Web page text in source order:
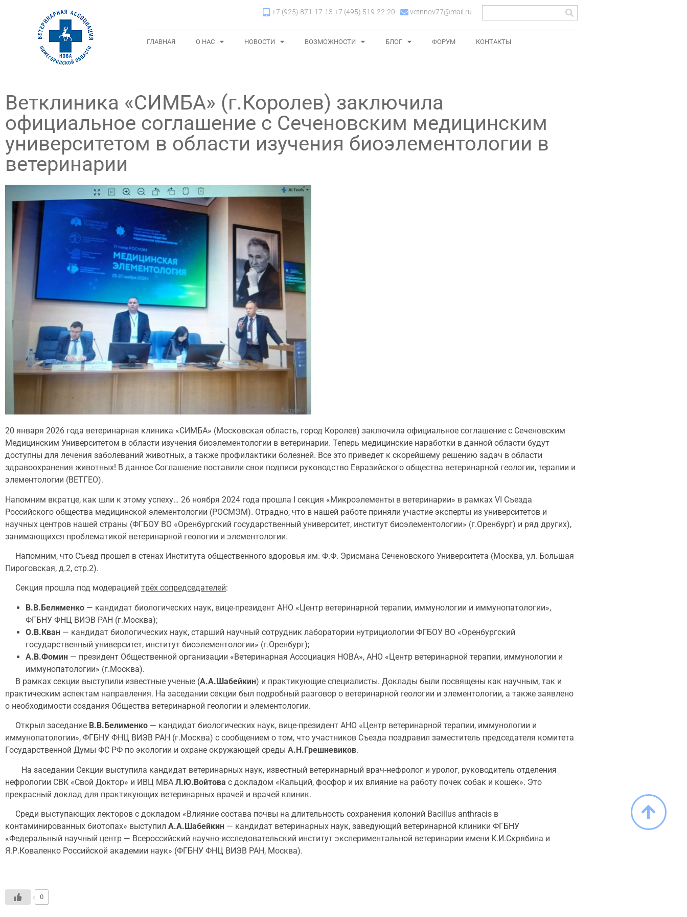
+7 (925) 871-17-13 +7 (495) 519-22-20 vetnnov77@mail.ru
ГЛАВНАЯ О НАС НОВОСТИ ВОЗМОЖНОСТИ БЛОГ ФОРУМ КОНТАКТЫ
Ветклиника «СИМБА» (г.Королев) заключила
официальное соглашение с Сеченовским медицинским
университетом в области изучения биоэлементологии в
ветеринарии
20 января 2026 года ветеринарная клиника «СИМБА» (Московская область, город Королев) заключила официальное соглашение с Сеченовским
Медицинским Университетом в области изучения биоэлементологии в ветеринарии. Теперь медицинские наработки в данной области будут
доступны для лечения заболеваний животных, а также профилактики болезней. Все это приведет к скорейшему решению задач в области
здравоохранения животных! В данное Соглашение поставили свои подписи руководство Евразийского общества ветеринарной геологии, терапии и
элементологии (ВЕТГЕО).
Напомним вкратце, как шли к этому успеху… 26 ноября 2024 года прошла I секция «Микроэлементы в ветеринарии» в рамках VI Съезда
Российского общества медицинской элементологии (РОСМЭМ). Отрадно, что в нашей работе приняли участие эксперты из университетов и
научных центров нашей страны (ФГБОУ ВО «Оренбургский государственный университет, институт биоэлементологии» (г.Оренбург) и ряд других),
занимающихся проблематикой ветеринарной геологии и элементологии.
Напомним, что Съезд прошел в стенах Института общественного здоровья им. Ф.Ф. Эрисмана Сеченовского Университета (Москва, ул. Большая
Пироговская, д.2, стр.2).
Секция прошла под модерацией трёх сопредседателей:
В.В.Белименко — кандидат биологических наук, вице-президент АНО «Центр ветеринарной терапии, иммунологии и иммунопатологии»,
ФГБНУ ФНЦ ВИЭВ РАН (г.Москва);
О.В.Кван — кандидат биологических наук, старший научный сотрудник лаборатории нутрициологии ФГБОУ ВО «Оренбургский
государственный университет, институт биоэлементологии» (г.Оренбург);
А.В.Фомин — президент Общественной организации «Ветеринарная Ассоциация НОВА», АНО «Центр ветеринарной терапии, иммунологии и
иммунопатологии» (г.Москва).
В рамках секции выступили известные ученые (А.А.Шабейкин) и практикующие специалисты. Доклады были посвящены как научным, так и
практическим аспектам направления. На заседании секции был подробный разговор о ветеринарной геологии и элементологии, а также заявлено
о необходимости создания Общества ветеринарной геологии и элементологии.
Открыл заседание В.В.Белименко — кандидат биологических наук, вице-президент АНО «Центр ветеринарной терапии, иммунологии и
иммунопатологии», ФГБНУ ФНЦ ВИЭВ РАН (г.Москва) с сообщением о том, что участников Съезда поздравил заместитель председателя комитета
Государственной Думы ФС РФ по экологии и охране окружающей среды А.Н.Грешневиков.
На заседании Секции выступила кандидат ветеринарных наук, известный ветеринарный врач-нефролог и уролог, руководитель отделения
нефрологии СВК «Свой Доктор» и ИВЦ МВА Л.Ю.Войтова с докладом «Кальций, фосфор и их влияние на работу почек собак и кошек». Это
прекрасный доклад для практикующих ветеринарных врачей и врачей клиник.
Среди выступающих лекторов с докладом «Влияние состава почвы на длительность сохранения колоний Bacillus anthracis в
контаминированных биотопах» выступил А.А.Шабейкин — кандидат ветеринарных наук, заведующий ветеринарной клиники ФГБНУ
«Федеральный научный центр — Всероссийский научно-исследовательский институт экспериментальной ветеринарии имени К.И.Скрябина и
Я.Р.Коваленко Российской академии наук» (ФГБНУ ФНЦ ВИЭВ РАН, Москва).
0